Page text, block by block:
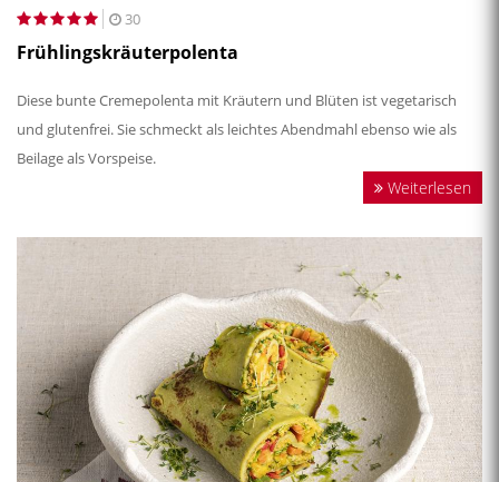
30
Frühlingskräuterpolenta
Diese bunte Cremepolenta mit Kräutern und Blüten ist vegetarisch
und glutenfrei. Sie schmeckt als leichtes Abendmahl ebenso wie als
Beilage als Vorspeise.
Weiterlesen